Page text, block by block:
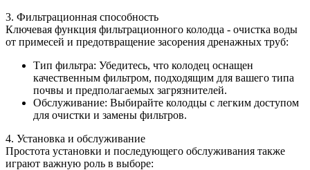
3. Фильтрационная способность
Ключевая функция фильтрационного колодца - очистка воды
от примесей и предотвращение засорения дренажных труб:
Тип фильтра: Убедитесь, что колодец оснащен
качественным фильтром, подходящим для вашего типа
почвы и предполагаемых загрязнителей.
Обслуживание: Выбирайте колодцы с легким доступом
для очистки и замены фильтров.
4. Установка и обслуживание
Простота установки и последующего обслуживания также
играют важную роль в выборе: